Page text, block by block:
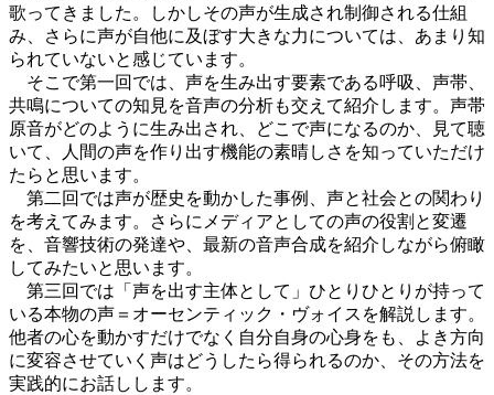
歌ってきました。しかしその声が生成され制御される仕組
み、さらに声が自他に及ぼす大きな力については、あまり知
られていないと感じています。
そこで第一回では、声を生み出す要素である呼吸、声帯、
共鳴についての知見を音声の分析も交えて紹介します。声帯
原音がどのように生み出され、どこで声になるのか、見て聴
いて、人間の声を作り出す機能の素晴しさを知っていただけ
たらと思います。
第二回では声が歴史を動かした事例、声と社会との関わり
を考えてみます。さらにメディアとしての声の役割と変遷
を、音響技術の発達や、最新の音声合成を紹介しながら俯瞰
してみたいと思います。
第三回では「声を出す主体として」ひとりひとりが持って
いる本物の声＝オーセンティック・ヴォイスを解説します。
他者の心を動かすだけでなく自分自身の心身をも、よき方向
に変容させていく声はどうしたら得られるのか、その方法を
実践的にお話しします。